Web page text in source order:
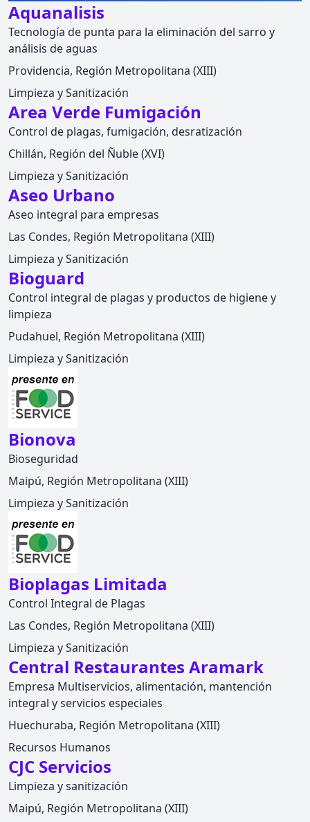
Aquanalisis
Tecnología de punta para la eliminación del sarro y
análisis de aguas
Providencia, Región Metropolitana (XIII)
Limpieza y Sanitización
Area Verde Fumigación
Control de plagas, fumigación, desratización
Chillán, Región del Ñuble (XVI)
Limpieza y Sanitización
Aseo Urbano
Aseo integral para empresas
Las Condes, Región Metropolitana (XIII)
Limpieza y Sanitización
Bioguard
Control integral de plagas y productos de higiene y
limpieza
Pudahuel, Región Metropolitana (XIII)
Limpieza y Sanitización
Bionova
Bioseguridad
Maipú, Región Metropolitana (XIII)
Limpieza y Sanitización
Bioplagas Limitada
Control Integral de Plagas
Las Condes, Región Metropolitana (XIII)
Limpieza y Sanitización
Central Restaurantes Aramark
Empresa Multiservicios, alimentación, mantención
integral y servicios especiales
Huechuraba, Región Metropolitana (XIII)
Recursos Humanos
CJC Servicios
Limpieza y sanitización
Maipú, Región Metropolitana (XIII)